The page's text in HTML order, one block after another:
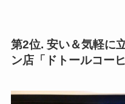
第2位. 安い＆気軽に
ン店「ドトールコーヒ